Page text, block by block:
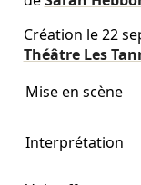
Création le22
Théâtre Les
Mise en scène
Interprétation